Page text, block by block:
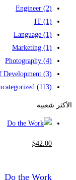
Engineer (2)
IT (1)
Language (1)
Marketing (1)
Photography (4)
Development (3)
(113)
الأكثر شعبية
$42.00
Do the Work